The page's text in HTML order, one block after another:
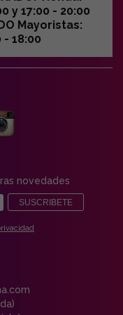
y 17:00 - 20:00
Mayoristas:
- 18:00
novedades
SUSCRIBETE